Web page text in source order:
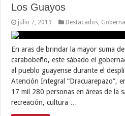
Los Guayos
julio 7, 2019 Destacados
En aras de brindar la mayor suma
carabobeño, este sábado el
al pueblo guayense durante el
Atención Integral “Dracuarepazo”,
17 mil 280 personas en áreas de la
recreación, cultura …